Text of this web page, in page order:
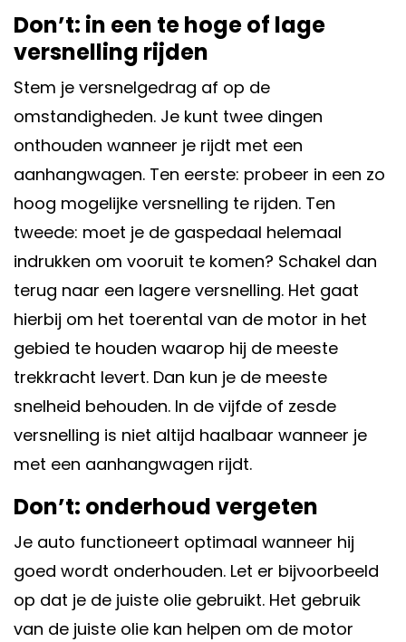
Don’t: in een te hoge of lage
versnelling rijden
Stem je versnelgedrag af op de
omstandigheden. Je kunt twee dingen
onthouden wanneer je rijdt met een
aanhangwagen. Ten eerste: probeer in een zo
hoog mogelijke versnelling te rijden. Ten
tweede: moet je de gaspedaal helemaal
indrukken om vooruit te komen? Schakel dan
terug naar een lagere versnelling. Het gaat
hierbij om het toerental van de motor in het
gebied te houden waarop hij de meeste
trekkracht levert. Dan kun je de meeste
snelheid behouden. In de vijfde of zesde
versnelling is niet altijd haalbaar wanneer je
met een aanhangwagen rijdt.
Don’t: onderhoud vergeten
Je auto functioneert optimaal wanneer hij
goed wordt onderhouden. Let er bijvoorbeeld
op dat je de juiste olie gebruikt. Het gebruik
van de juiste olie kan helpen om de motor